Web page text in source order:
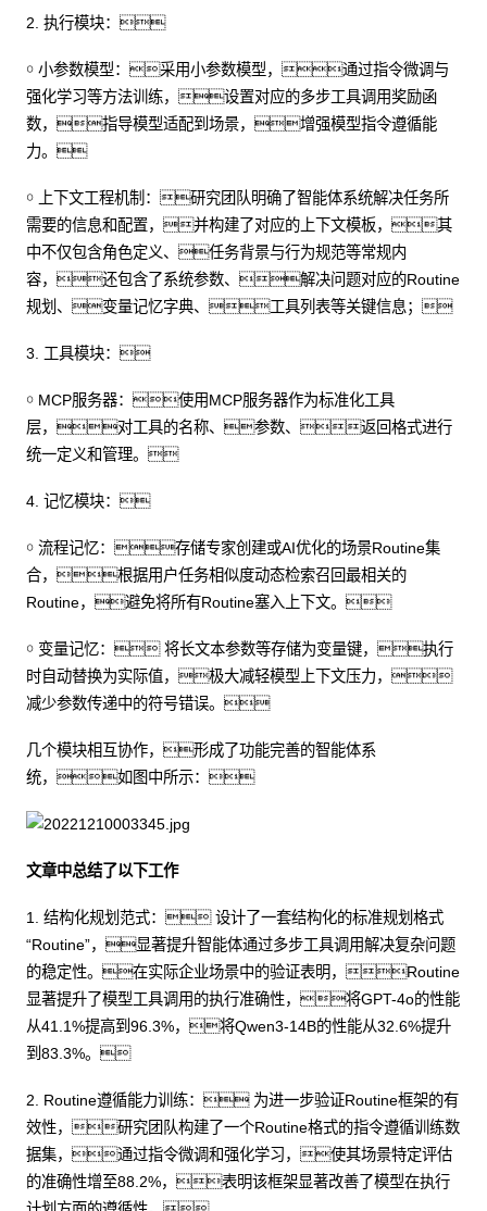
2. 执行模块：
￮ 小参数模型：采用小参数模型，通过指令微调与
强化学习等方法训练，设置对应的多步工具调用奖励函
数，指导模型适配到场景，增强模型指令遵循能
力。
￮ 上下文工程机制：研究团队明确了智能体系统解决任务所
需要的信息和配置，并构建了对应的上下文模板，其
中不仅包含角色定义、任务背景与行为规范等常规内
容，还包含了系统参数、解决问题对应的Routine
规划、变量记忆字典、工具列表等关键信息；
3. 工具模块：
￮ MCP服务器：使用MCP服务器作为标准化工具
层，对工具的名称、参数、返回格式进行
统一定义和管理。
4. 记忆模块：
￮ 流程记忆：存储专家创建或AI优化的场景Routine集
合，根据用户任务相似度动态检索召回最相关的
Routine，避免将所有Routine塞入上下文。
￮ 变量记忆： 将长文本参数等存储为变量键，执行
时自动替换为实际值，极大减轻模型上下文压力，
减少参数传递中的符号错误。
几个模块相互协作，形成了功能完善的智能体系
统，如图中所示：
文章中总结了以下工作
1. 结构化规划范式： 设计了一套结构化的标准规划格式
“Routine”，显著提升智能体通过多步工具调用解决复杂问题
的稳定性。在实际企业场景中的验证表明，Routine
显著提升了模型工具调用的执行准确性，将GPT-4o的性能
从41.1%提高到96.3%，将Qwen3-14B的性能从32.6%提升
到83.3%。
2. Routine遵循能力训练： 为进一步验证Routine框架的有
效性，研究团队构建了一个Routine格式的指令遵循训练数
据集，通过指令微调和强化学习，使其场景特定评估
的准确性增至88.2%，表明该框架显著改善了模型在执行